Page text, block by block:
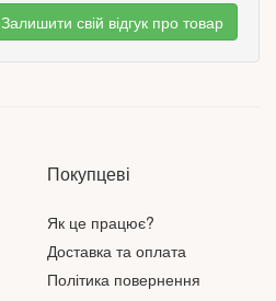
Залишити свій відгук про товар
Покупцеві
Як це працює?
Доставка та оплата
Політика повернення